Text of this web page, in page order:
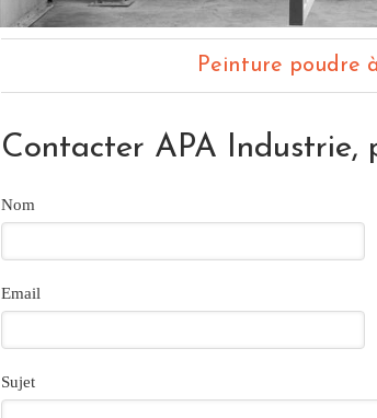
Peinture poudre
Contacter APA Industrie,
Nom
Email
Sujet